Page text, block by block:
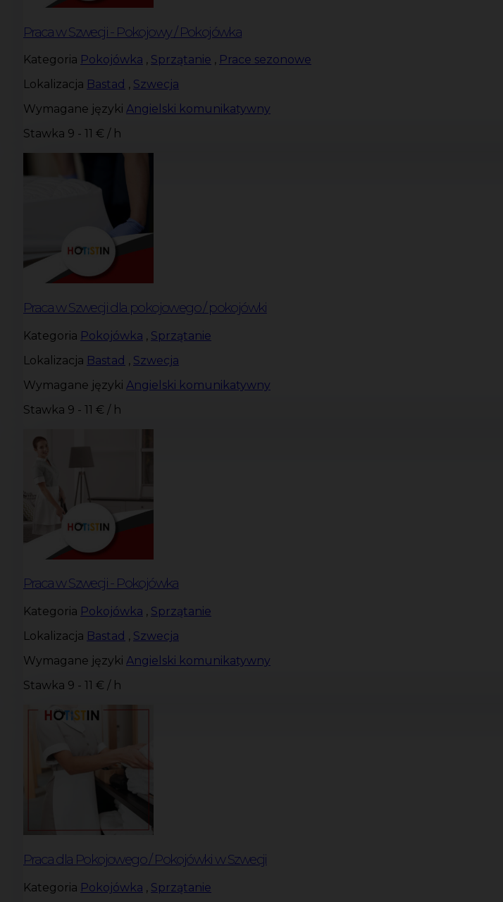
Praca w Szwecji - Pokojowy / Pokojówka
Kategoria Pokojówka , Sprzątanie , Prace sezonowe
Lokalizacja Bastad , Szwecja
Wymagane języki Angielski komunikatywny
Stawka 9 - 11 € / h
Praca w Szwecji dla pokojowego / pokojówki
Kategoria Pokojówka , Sprzątanie
Lokalizacja Bastad , Szwecja
Wymagane języki Angielski komunikatywny
Stawka 9 - 11 € / h
Praca w Szwecji - Pokojówka
Kategoria Pokojówka , Sprzątanie
Lokalizacja Bastad , Szwecja
Wymagane języki Angielski komunikatywny
Stawka 9 - 11 € / h
Praca dla Pokojowego / Pokojówki w Szwecji
Kategoria Pokojówka , Sprzątanie